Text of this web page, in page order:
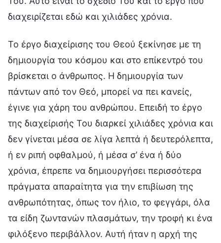
διαχειρίζεται εδώ και χιλιάδες χρόνια.
Το έργο διαχείρισης του Θεού ξεκίνησε με τη
δημιουργία του κόσμου και στο επίκεντρό του
βρίσκεται ο άνθρωπος. Η δημιουργία των
πάντων από τον Θεό, μπορεί να πει κανείς,
έγινε για χάρη του ανθρώπου. Επειδή το έργο
της διαχείρισής Του διαρκεί χιλιάδες χρόνια και
δεν γίνεται μέσα σε λίγα λεπτά ή δευτερόλεπτα,
ή εν ριπή οφθαλμού, ή μέσα σ’ ένα ή δύο
χρόνια, έπρεπε να δημιουργήσει περισσότερα
πράγματα απαραίτητα για την επιβίωση της
ανθρωπότητας, όπως τον ήλιο, το φεγγάρι, όλα
τα είδη ζωντανών πλασμάτων, την τροφή κι ένα
φιλόξενο περιβάλλον. Αυτή ήταν η αρχή της